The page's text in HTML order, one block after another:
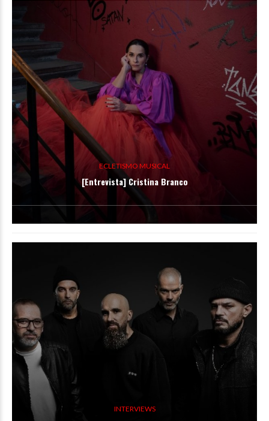
ECLETISMO MUSICAL
[Entrevista] Cristina Branco
INTERVIEWS